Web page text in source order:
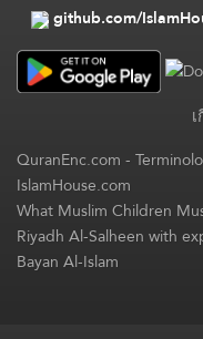
github.com/
QuranEnc.com-
IslamHouse.com
What Muslim Children
Riyadh Al-Salheen with
Bayan Al-Islam